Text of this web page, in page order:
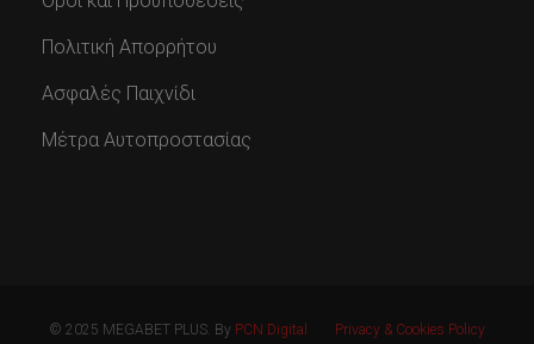
Πολιτική Απορρήτου
Ασφαλές Παιχνίδι
Μέτρα Αυτοπροστασίας
© 2025 MEGABET PLUS. By PCN Digital Privacy & Cookies Policy